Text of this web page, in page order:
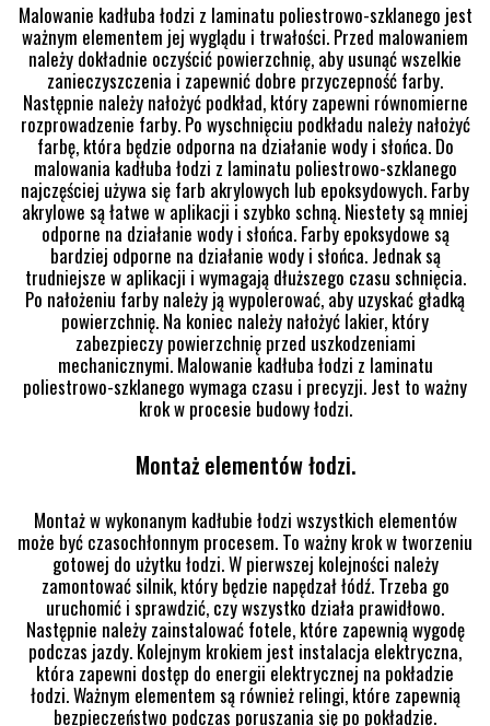
Malowanie kadłuba łodzi z laminatu poliestrowo-szklanego jest
ważnym elementem jej wyglądu i trwałości. Przed malowaniem
należy dokładnie oczyścić powierzchnię, aby usunąć wszelkie
zanieczyszczenia i zapewnić dobre przyczepność farby.
Następnie należy nałożyć podkład, który zapewni równomierne
rozprowadzenie farby. Po wyschnięciu podkładu należy nałożyć
farbę, która będzie odporna na działanie wody i słońca. Do
malowania kadłuba łodzi z laminatu poliestrowo-szklanego
najczęściej używa się farb akrylowych lub epoksydowych. Farby
akrylowe są łatwe w aplikacji i szybko schną. Niestety są mniej
odporne na działanie wody i słońca. Farby epoksydowe są
bardziej odporne na działanie wody i słońca. Jednak są
trudniejsze w aplikacji i wymagają dłuższego czasu schnięcia.
Po nałożeniu farby należy ją wypolerować, aby uzyskać gładką
powierzchnię. Na koniec należy nałożyć lakier, który
zabezpieczy powierzchnię przed uszkodzeniami
mechanicznymi. Malowanie kadłuba łodzi z laminatu
poliestrowo-szklanego wymaga czasu i precyzji. Jest to ważny
krok w procesie budowy łodzi.
Montaż elementów łodzi.
Montaż w wykonanym kadłubie łodzi wszystkich elementów
może być czasochłonnym procesem. To ważny krok w tworzeniu
gotowej do użytku łodzi. W pierwszej kolejności należy
zamontować silnik, który będzie napędzał łódź. Trzeba go
uruchomić i sprawdzić, czy wszystko działa prawidłowo.
Następnie należy zainstalować fotele, które zapewnią wygodę
podczas jazdy. Kolejnym krokiem jest instalacja elektryczna,
która zapewni dostęp do energii elektrycznej na pokładzie
łodzi. Ważnym elementem są również relingi, które zapewnią
bezpieczeństwo podczas poruszania się po pokładzie.